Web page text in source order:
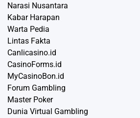
Narasi Nusantara
Kabar Harapan
Warta Pedia
Lintas Fakta
Canlicasino.id
CasinoForms.id
MyCasinoBon.id
Forum Gambling
Master Poker
Dunia Virtual Gambling